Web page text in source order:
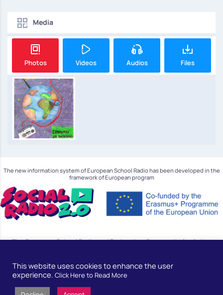
Media
Photos Videos Audios Files
The new information system of European School Radio has been developed in the
framework of European program
The European School Radio and Podcasting Community for Active
The European Commission's support for the production of this publication does not constitute
an
endorsement of the contents, which reflect the views only of the authors, and the Commission
This website uses cookies to enhance the user
experience. Click Here to Read More